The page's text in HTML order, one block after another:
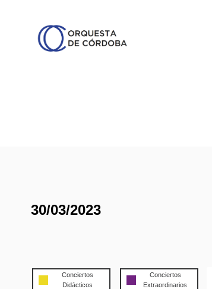
30/03/2023
Conciertos
Didácticos
Conciertos
Extraordinarios